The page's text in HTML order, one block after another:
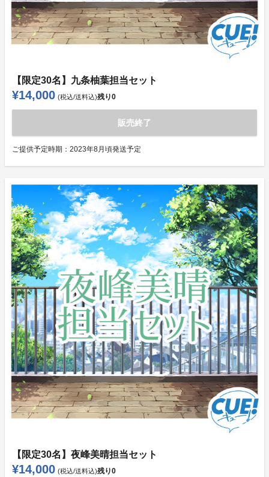
【限定30名】九条柚葉担当セット
¥14,000 (税込/送料込)残り0
販売終了
ご提供予定時期： 2023年8月頃発送予定
【限定30名】夜峰美晴担当セット
¥14,000 (税込/送料込)残り0